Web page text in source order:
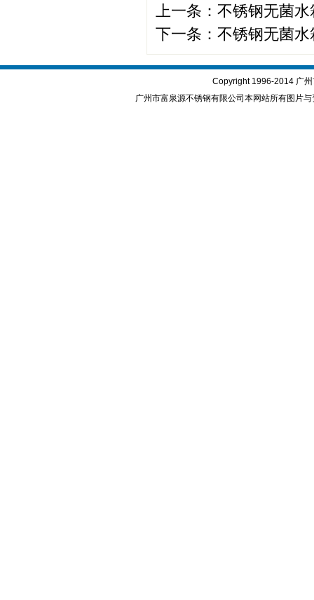
上一条： 不锈钢无菌
下一条： 不锈钢无菌
Copyright 1996-2014 广
广州市富泉源不锈钢有限公司本网站所有图片